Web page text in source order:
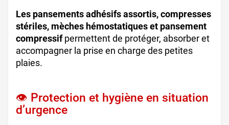
Les pansements adhésifs assortis, compresses
stériles, mèches hémostatiques et pansement
compressifpermettent de protéger, absorber et
accompagner la prise en charge des petites
plaies.
👁️ Protection et hygiène en situation
d’urgence